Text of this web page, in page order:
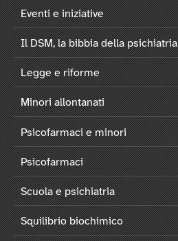
Eventi e iniziative
Il DSM, la bibbia della psichiatria
Legge e riforme
Minori allontanati
Psicofarmaci e minori
Psicofarmaci
Scuola e psichiatria
Squilibrio biochimico